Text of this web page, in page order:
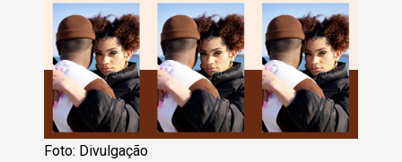
Foto: Divulgação